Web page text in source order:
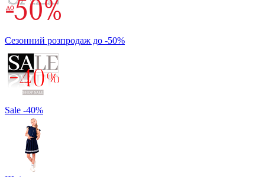
Сезонний розпродаж до -50%
Sale -40%